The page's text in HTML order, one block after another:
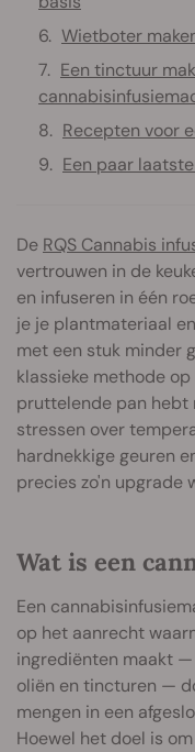
Wietboter
Een tinctuur
Recepten voor
Een paar
De RQS Cannabis
vertrouwen in de
en infuseren in één
je je plantmateriaal
met een stuk minder
klassieke methode
pruttelende pan hebt
stressen over
hardnekkige geuren
precies zo'n upgrade
Wat is een
Een
op het aanrecht
ingrediënten maakt
oliën en tincturen —
mengen in een
Hoewel het doel is